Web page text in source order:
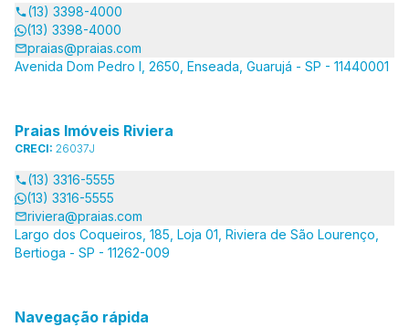
(13) 3398-4000
(13) 3398-4000
praias@praias.com
Avenida Dom Pedro I, 2650, Enseada, Guarujá - SP - 11440001
Praias Imóveis Riviera
CRECI: 26037J
(13) 3316-5555
(13) 3316-5555
riviera@praias.com
Largo dos Coqueiros, 185, Loja 01, Riviera de São Lourenço,
Bertioga - SP - 11262-009
Navegação rápida